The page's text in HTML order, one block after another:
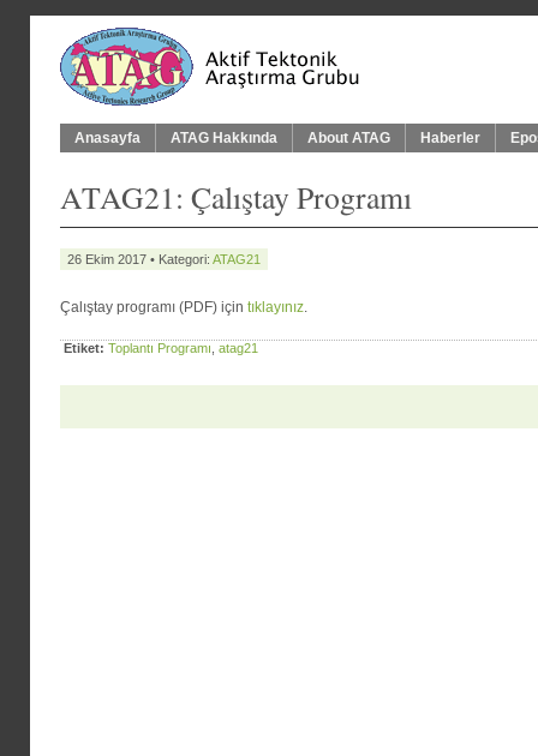
Anasayfa ATAG Hakkında About ATAG Haberler
ATAG21: Çalıştay Programı
26 Ekim 2017 • Kategori: ATAG21
Çalıştay programı (PDF) için tıklayınız.
Etiket: Toplantı Programı atag21